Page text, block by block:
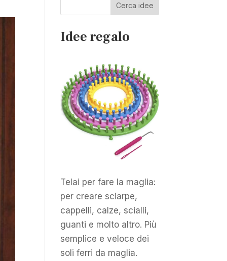
Cerca idee
Idee regalo
Telai per fare la maglia:
per creare sciarpe,
cappelli, calze, scialli,
guanti e molto altro. Più
semplice e veloce dei
soli ferri da maglia.